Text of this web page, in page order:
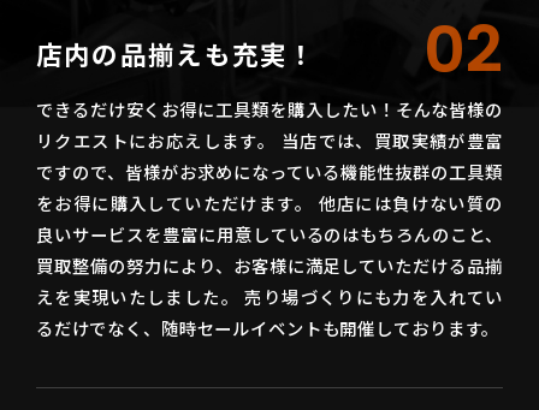
店内の品揃えも充実！ 02
できるだけ安くお得に工具類を購入したい！そんな皆様の
リクエストにお応えします。 当店では、買取実績が豊富
ですので、皆様がお求めになっている機能性抜群の工具類
をお得に購入していただけます。 他店には負けない質の
良いサービスを豊富に用意しているのはもちろんのこと、
買取整備の努力により、お客様に満足していただける品揃
えを実現いたしました。 売り場づくりにも力を入れてい
るだけでなく、随時セールイベントも開催しております。